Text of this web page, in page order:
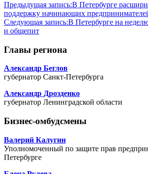
Предыдущая запись:В Петербурге
поддержку начинающих
Следующая запись:В Петербурге на
и общепит
Главы региона
Александр Беглов
губернатор Санкт-Петербурга
Александр Дрозденко
губернатор Ленинградской области
Бизнес-омбудсмены
Валерий Калугин
Уполномоченный по защите прав
Петербурге